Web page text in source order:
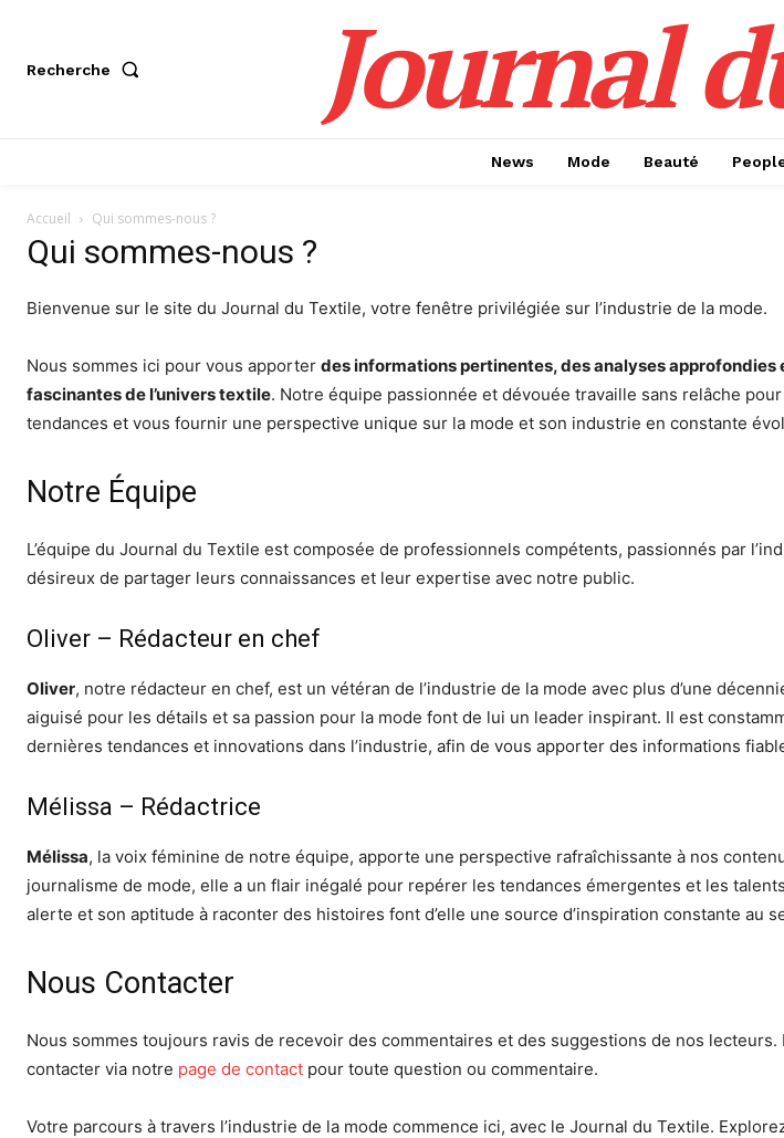
Recherche Journal
News Mode Beauté
Accueil Qui sommes-nous ?
Qui sommes-nous ?
Bienvenue sur le site du Journal du Textile, votre fenêtre privilégiée sur l’industrie de la mode.
Nous sommes ici pour vous apporter des informations pertinentes, des analyses approfondies
fascinantes de l’univers textile. Notre équipe passionnée et dévouée travaille sans relâche
tendances et vous fournir une perspective unique sur la mode et son industrie en constante
Notre Équipe
L’équipe du Journal du Textile est composée de professionnels compétents, passionnés par
désireux de partager leurs connaissances et leur expertise avec notre public.
Oliver – Rédacteur en chef
Oliver, notre rédacteur en chef, est un vétéran de l’industrie de la mode avec plus d’une
aiguisé pour les détails et sa passion pour la mode font de lui un leader inspirant. Il est
dernières tendances et innovations dans l’industrie, afin de vous apporter des informations
Mélissa – Rédactrice
Mélissa, la voix féminine de notre équipe, apporte une perspective rafraîchissante à nos
journalisme de mode, elle a un flair inégalé pour repérer les tendances émergentes et les
alerte et son aptitude à raconter des histoires font d’elle une source d’inspiration constante au
Nous Contacter
Nous sommes toujours ravis de recevoir des commentaires et des suggestions de nos lecteurs.
contacter via notre page de contact pour toute question ou commentaire.
Votre parcours à travers l’industrie de la mode commence ici, avec le Journal du Textile.